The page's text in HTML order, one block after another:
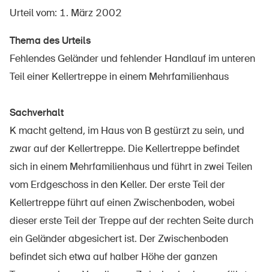
Über die BFU
Sinus Plus
Kampagnen
Bestellen & herunterladen
Kurse & Veranstaltungen
Urteil vom: 1. März 2002
Thema des Urteils
Fehlendes Geländer und fehlender Handlauf im unteren
Teil einer Kellertreppe in einem Mehrfamilienhaus
Sachverhalt
K macht geltend, im Haus von B gestürzt zu sein, und
zwar auf der Kellertreppe. Die Kellertreppe befindet
sich in einem Mehrfamilienhaus und führt in zwei Teilen
vom Erdgeschoss in den Keller. Der erste Teil der
Kellertreppe führt auf einen Zwischenboden, wobei
dieser erste Teil der Treppe auf der rechten Seite durch
ein Geländer abgesichert ist. Der Zwischenboden
befindet sich etwa auf halber Höhe der ganzen